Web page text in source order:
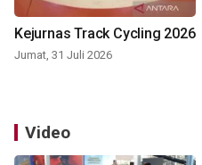
Kejurnas Track Cycling 2026
Jumat, 31 Juli 2026
Video